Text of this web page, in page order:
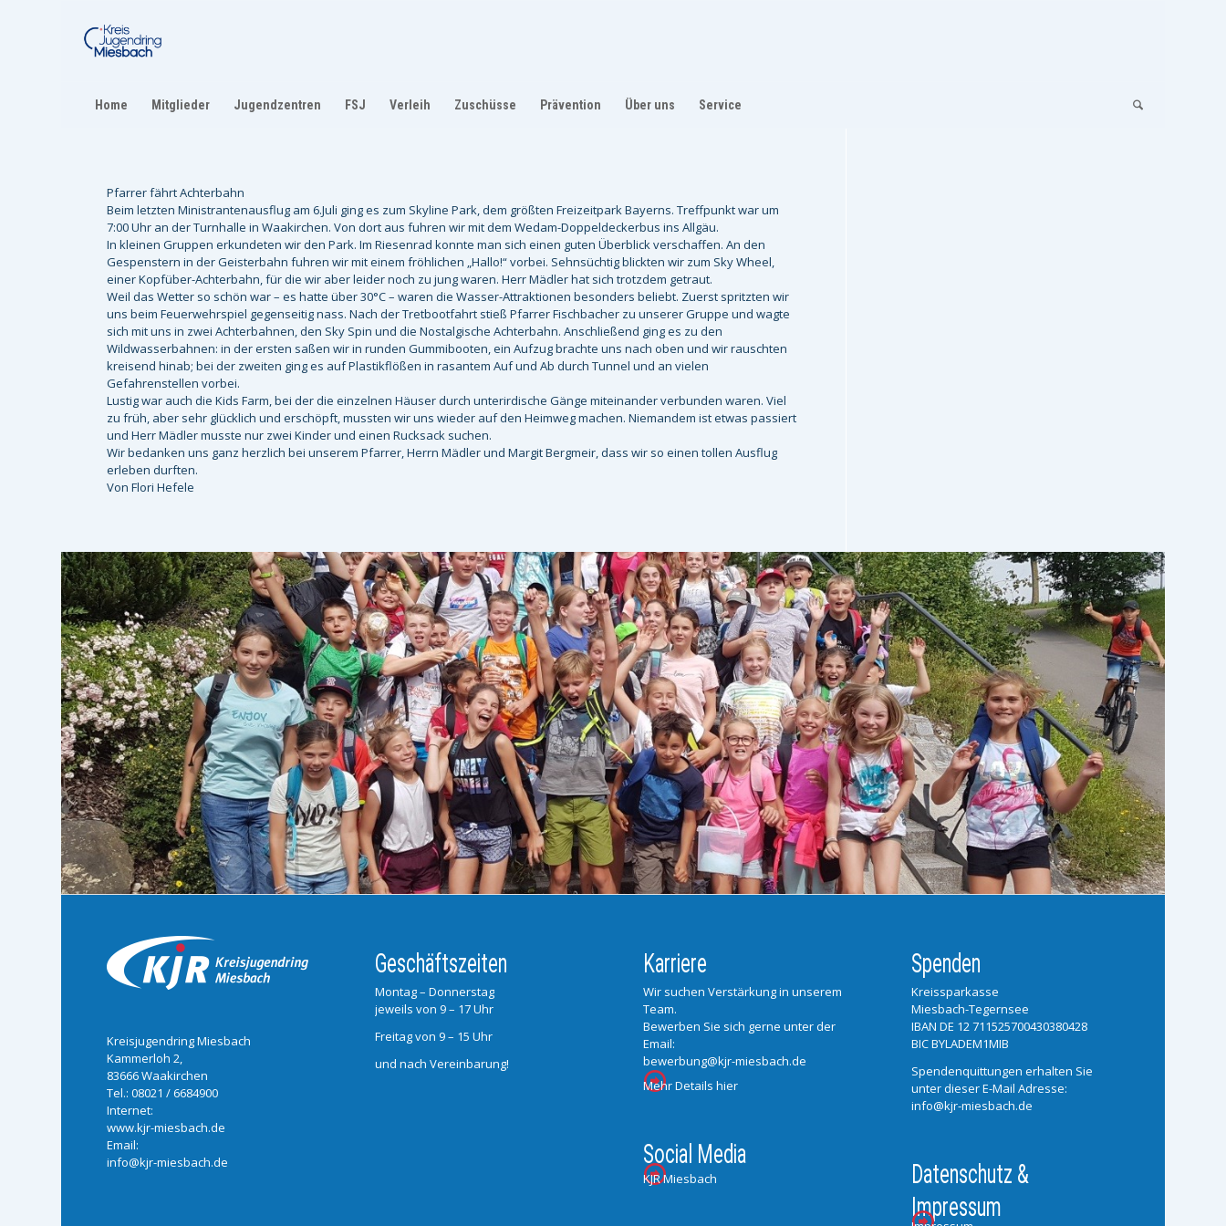
Home Mitglieder Jugendzentren FSJ Verleih Zuschüsse Prävention Über uns Service
Pfarrer fährt Achterbahn
Beim letzten Ministrantenausflug am 6.Juli ging es zum Skyline Park, dem größten Freizeitpark Bayerns. Treffpunkt war um
7:00 Uhr an der Turnhalle in Waakirchen. Von dort aus fuhren wir mit dem Wedam-Doppeldeckerbus ins Allgäu.
In kleinen Gruppen erkundeten wir den Park. Im Riesenrad konnte man sich einen guten Überblick verschaffen. An den
Gespenstern in der Geisterbahn fuhren wir mit einem fröhlichen „Hallo!“ vorbei. Sehnsüchtig blickten wir zum Sky Wheel,
einer Kopfüber-Achterbahn, für die wir aber leider noch zu jung waren. Herr Mädler hat sich trotzdem getraut.
Weil das Wetter so schön war – es hatte über 30°C – waren die Wasser-Attraktionen besonders beliebt. Zuerst spritzten wir
uns beim Feuerwehrspiel gegenseitig nass. Nach der Tretbootfahrt stieß Pfarrer Fischbacher zu unserer Gruppe und wagte
sich mit uns in zwei Achterbahnen, den Sky Spin und die Nostalgische Achterbahn. Anschließend ging es zu den
Wildwasserbahnen: in der ersten saßen wir in runden Gummibooten, ein Aufzug brachte uns nach oben und wir rauschten
kreisend hinab; bei der zweiten ging es auf Plastikflößen in rasantem Auf und Ab durch Tunnel und an vielen
Gefahrenstellen vorbei.
Lustig war auch die Kids Farm, bei der die einzelnen Häuser durch unterirdische Gänge miteinander verbunden waren. Viel
zu früh, aber sehr glücklich und erschöpft, mussten wir uns wieder auf den Heimweg machen. Niemandem ist etwas passiert
und Herr Mädler musste nur zwei Kinder und einen Rucksack suchen.
Wir bedanken uns ganz herzlich bei unserem Pfarrer, Herrn Mädler und Margit Bergmeir, dass wir so einen tollen Ausflug
erleben durften.
Von Flori Hefele
Kreisjugendring Miesbach
Kammerloh 2,
83666 Waakirchen
Tel.:08021 / 6684900
Internet:
www.kjr-miesbach.de
Email:
info@kjr-miesbach.de
Geschäftszeiten
Montag – Donnerstag
jeweils von 9 – 17 Uhr
Freitag von 9 – 15 Uhr
und nach Vereinbarung!
Karriere
Wir suchen Verstärkung in unserem
Team.
Bewerben Sie sich gerne unter der
Email:
bewerbung@kjr-miesbach.de
Mehr Details hier
Social Media
KJR Miesbach
Spenden
Kreissparkasse
Miesbach-Tegernsee
IBAN DE 12 711525700430380428
BIC BYLADEM1MIB
Spendenquittungen erhalten Sie
unter dieser E-Mail Adresse:
info@kjr-miesbach.de
Datenschutz &
Impressum